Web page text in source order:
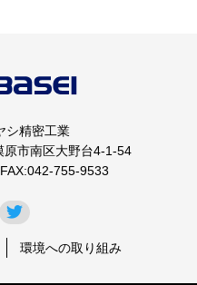
シ精密工業
市南区大野台4-1-54
755-9533
環境への取り組み